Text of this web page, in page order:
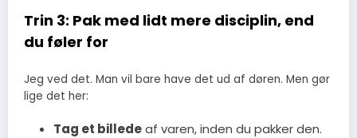
Trin 3: Pak med lidt mere disciplin, end
du føler for
Jeg ved det. Man vil bare have det ud af døren. Men gør
lige det her:
Tag et billedeaf varen, inden du pakker den.